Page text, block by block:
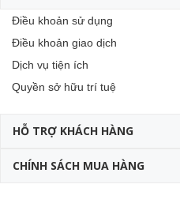
Điều khoản sử dụng
Điều khoản giao dịch
Dịch vụ tiện ích
Quyền sở hữu trí tuệ
HỖ TRỢ KHÁCH HÀNG
CHÍNH SÁCH MUA HÀNG